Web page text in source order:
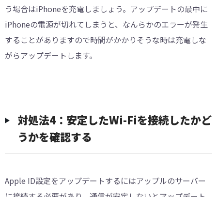
う場合はiPhoneを充電しましょう。アップデートの最中に
iPhoneの電源が切れてしまうと、なんらかのエラーが発生
することがありますので時間がかかりそうな時は充電しな
がらアップデートします。
対処法4：安定したWi-Fiを接続したかど
うかを確認する
Apple ID設定をアップデートするにはアップルのサーバー